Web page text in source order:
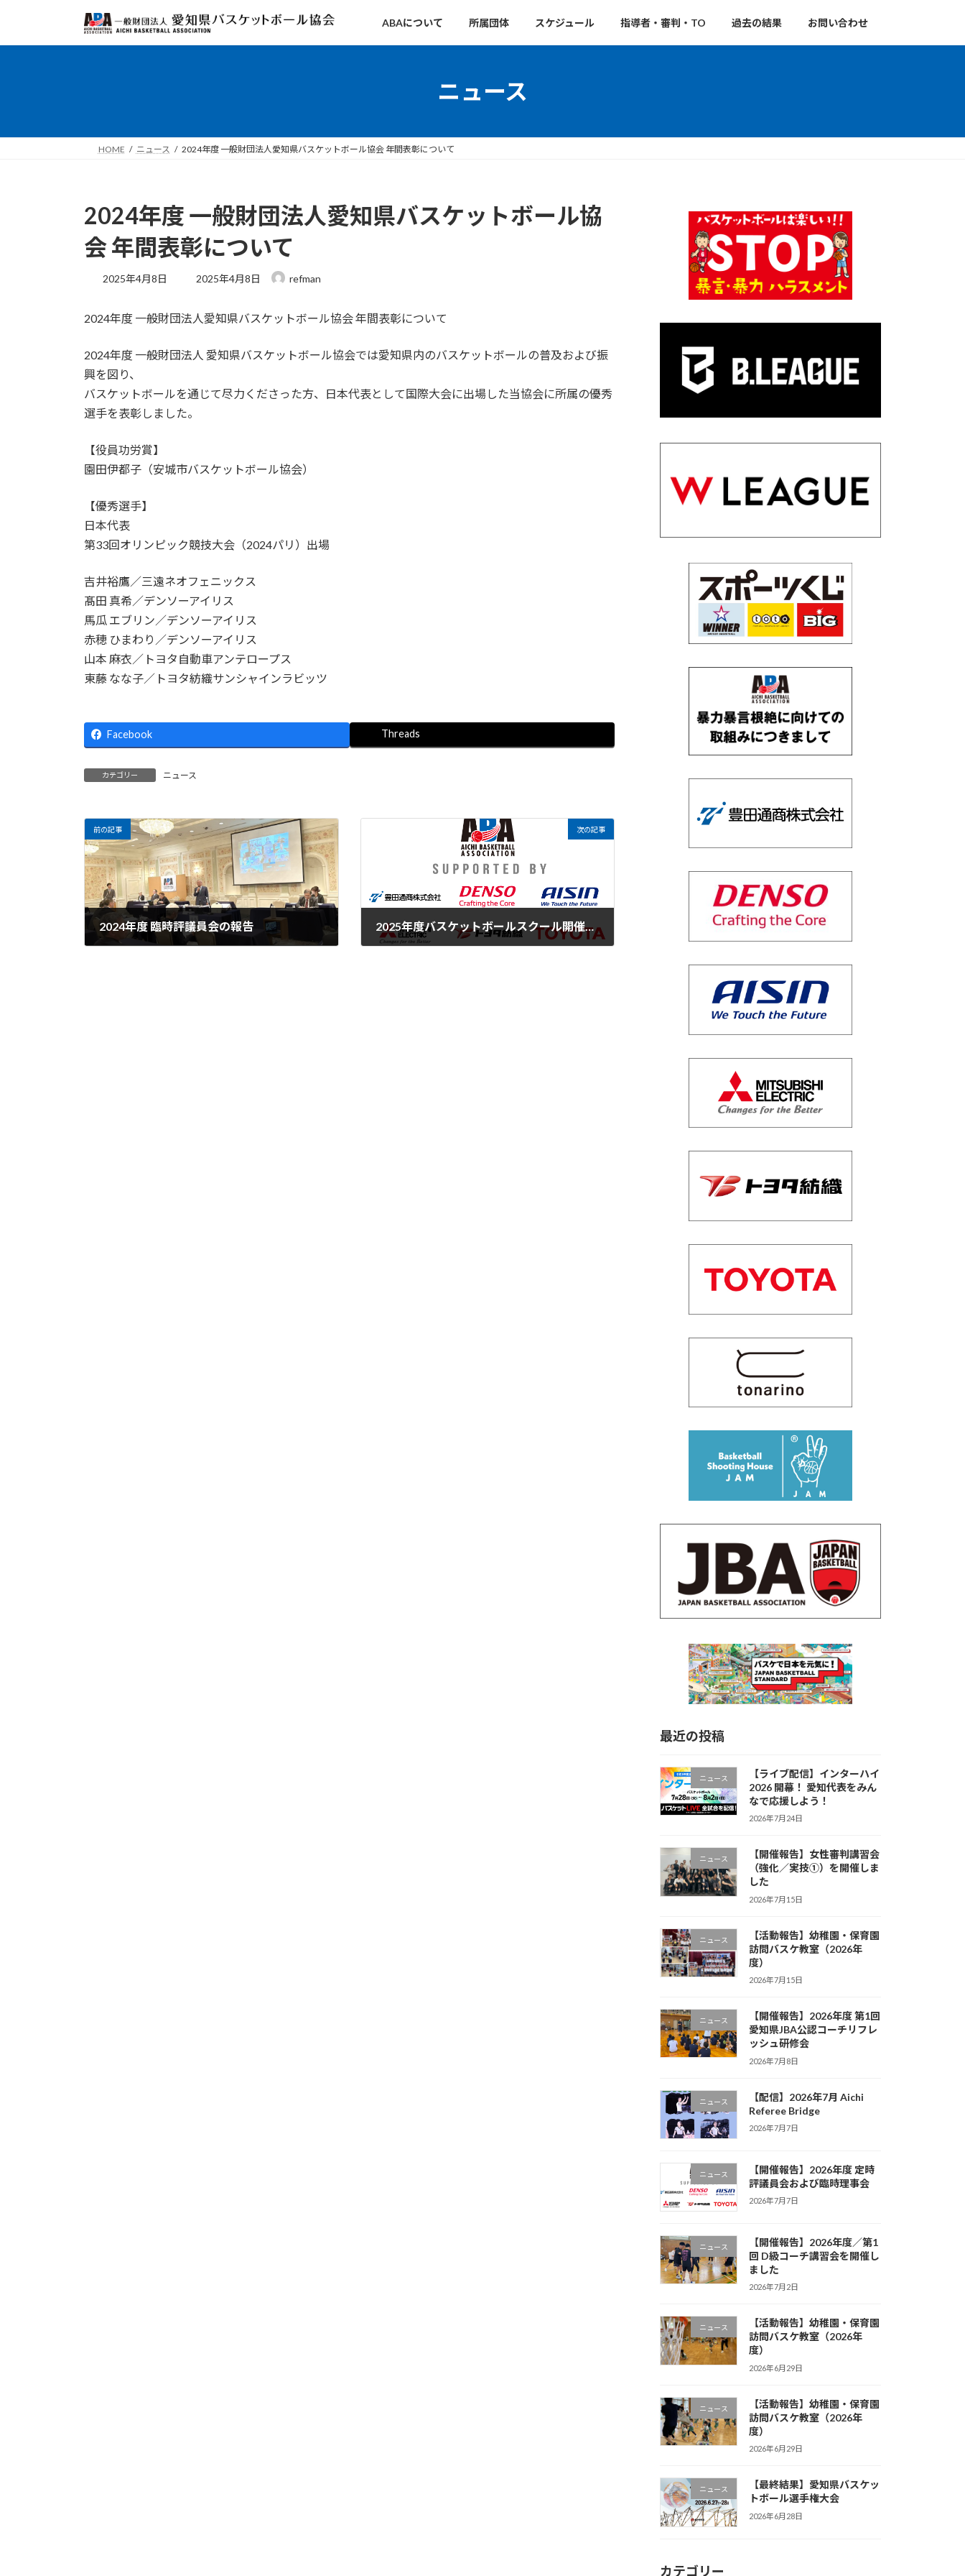
テ
ゲ
ABAについて 所属団体 スケジュール 指導者・審判・TO 過去の結果 お問い合わせ
ニュース
HOME ニュース 2024年度 一般財団法人愛知県バスケットボール協会 年間表彰について
2024年度 一般財団法人愛知県バスケットボール協
会 年間表彰について
2025年4月8日
最
新
時
:
2025年4月8日 refman
2024年度 一般財団法人愛知県バスケットボール協会 年間表彰について
2024年度 一般財団法人 愛知県バスケットボール協会では愛知県内のバスケットボールの普及および振
興を図り、
バスケットボールを通じて尽力くださった方、日本代表として国際大会に出場した当協会に所属の優秀
選手を表彰しました。
【役員功労賞】
園田伊都子（安城市バスケットボール協会）
【優秀選手】
日本代表
第33回オリンピック競技大会（2024パリ）出場
吉井裕鷹／三遠ネオフェニックス
髙田 真希／デンソーアイリス
馬瓜 エブリン／デンソーアイリス
赤穂 ひまわり／デンソーアイリス
山本 麻衣／トヨタ自動車アンテロープス
東藤 なな子／トヨタ紡織サンシャインラビッツ
Facebook Threads
カテゴリー ニュース
前の記事
2024年度 臨時評議員会の報告
次の記事
2025年度バスケットボールスクール開催のお知らせ
最近の投稿
ニュース
【ライブ配信】インターハイ
2026 開幕！ 愛知代表をみん
なで応援しよう！
2026年7月24日
ニュース
【開催報告】女性審判講習会
（強化／実技①）を開催しま
した
2026年7月15日
ニュース
【活動報告】幼稚園・保育園
訪問バスケ教室（2026年
度）
2026年7月15日
ニュース
【開催報告】2026年度 第1回
愛知県JBA公認コーチリフレ
ッシュ研修会
2026年7月8日
ニュース
【配信】2026年7月 Aichi
Referee Bridge
2026年7月7日
ニュース
【開催報告】2026年度 定時
評議員会および臨時理事会
2026年7月7日
ニュース
【開催報告】2026年度／第1
回 D級コーチ講習会を開催し
ました
2026年7月2日
ニュース
【活動報告】幼稚園・保育園
訪問バスケ教室（2026年
度）
2026年6月29日
ニュース
【活動報告】幼稚園・保育園
訪問バスケ教室（2026年
度）
2026年6月29日
ニュース
【最終結果】愛知県バスケッ
トボール選手権大会
2026年6月28日
カテゴリー